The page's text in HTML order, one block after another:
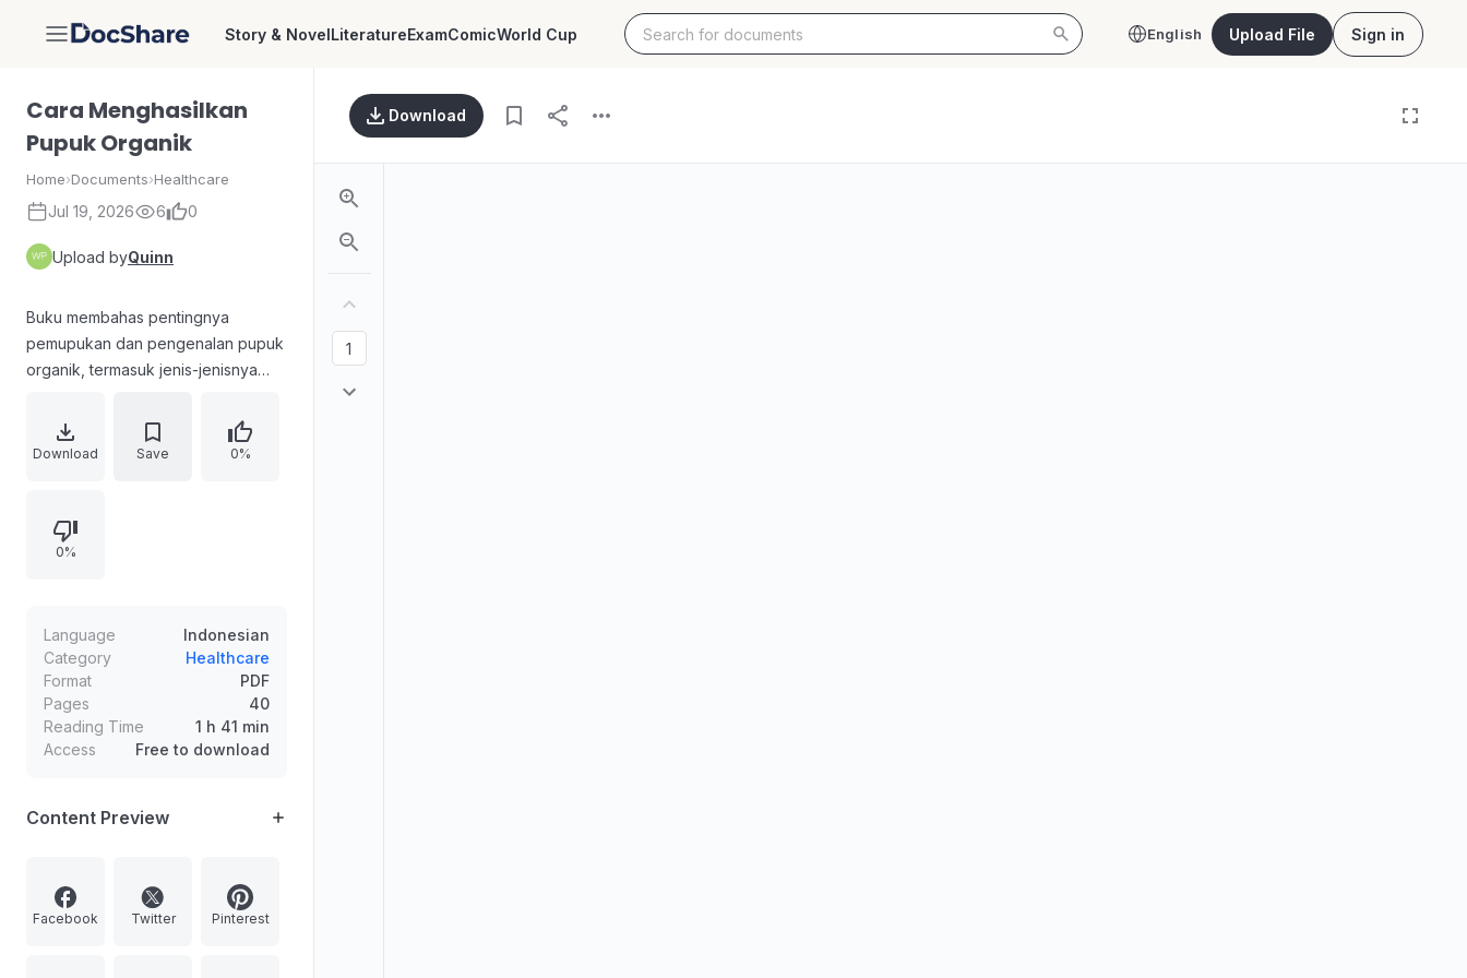
DocShare Story & NovelLiteratureExamComicWorld Cup English Upload File Sign in
Cara Menghasilkan
Pupuk Organik
Home›Documents›Healthcare
Jul 19, 2026 6 0
Upload byQuinn
Buku membahas pentingnya
pemupukan dan pengenalan pupuk
organik, termasuk jenis-jenisnya
hijau, kompos, dan pupuk organik
lainnya. Disertakan panduan praktis
maupun kotoran ternak serta darah
sapi, serta berbagai metode
vermikompos, bokashi, kompos
super, fine compost, bioaktif, dan
skala rumah tangga).
Download Save 0%
0%
Language
Indonesian
Category
Healthcare
Format
PDF
Pages
40
Reading Time
1 h 41 min
Access
Free to download
Content Preview
Facebook Twitter Pinterest
Download